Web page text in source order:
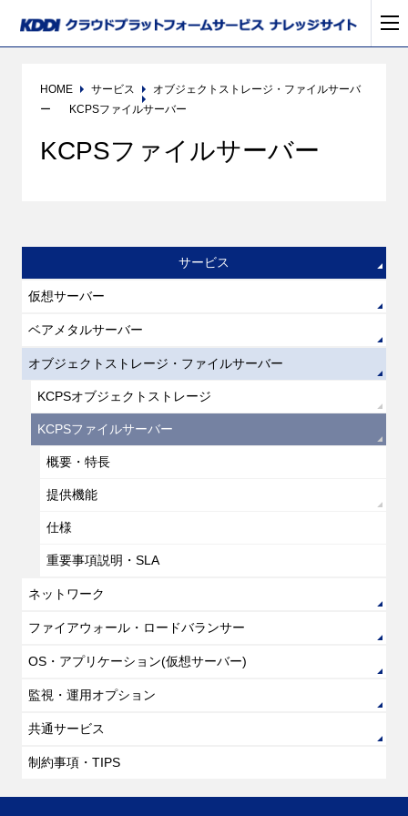
HOME サービス
オブジェクトストレージ・ファイルサーバ
ー
KCPSファイルサーバー
KCPSファイルサーバー
サービス
仮想サーバー
ベアメタルサーバー
オブジェクトストレージ・ファイルサーバー
KCPSオブジェクトストレージ
KCPSファイルサーバー
概要・特長
提供機能
仕様
重要事項説明・SLA
ネットワーク
ファイアウォール・ロードバランサー
OS・アプリケーション(仮想サーバー)
監視・運用オプション
共通サービス
制約事項・TIPS